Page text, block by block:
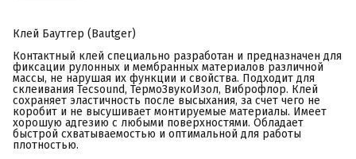
Клей Баутгер (Bautger)
Контактный клей специально разработан и предназначен для
фиксации рулонных и мембранных материалов различной
массы, не нарушая их функции и свойства. Подходит для
склеивания Tecsound, ТермоЗвукоИзол, Виброфлор. Клей
сохраняет эластичность после высыхания, за счет чего не
коробит и не высушивает монтируемые материалы. Имеет
хорошую адгезию с любыми поверхностями. Обладает
быстрой схватываемостью и оптимальной для работы
плотностью.